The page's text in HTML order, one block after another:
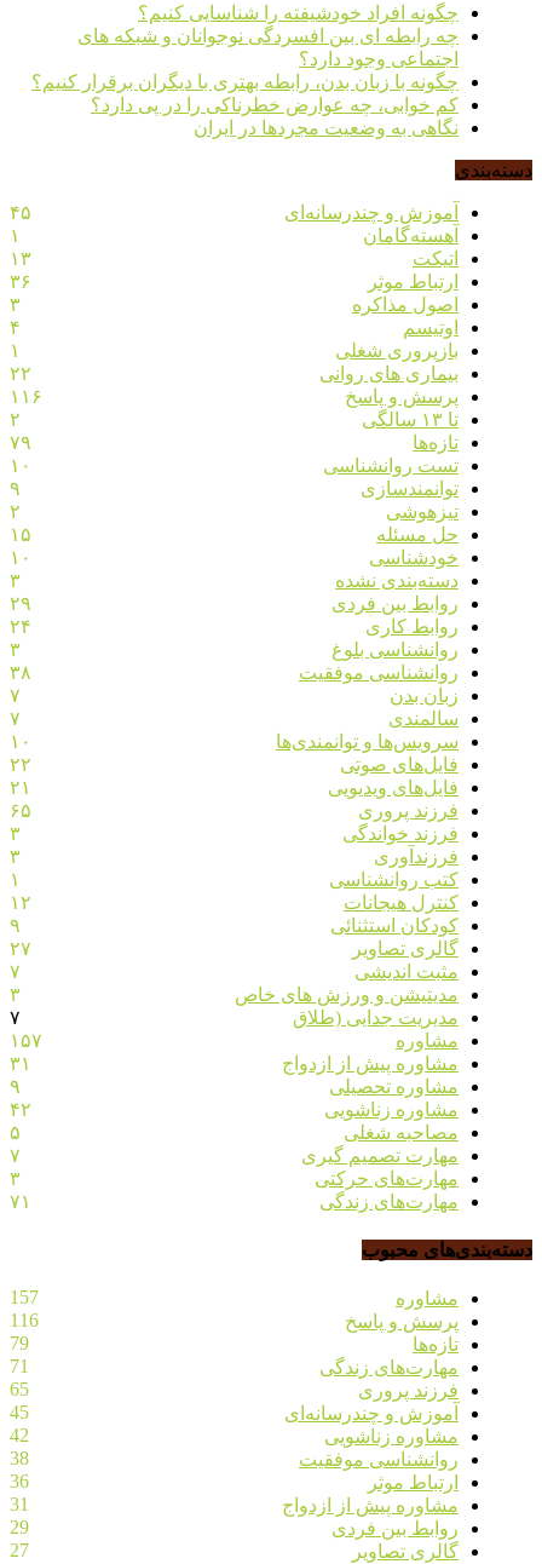
چگونه افراد خودشیفته را شناسایی کنیم؟
چه رابطه ای بین افسردگی نوجوانان و شبکه های
اجتماعی وجود دارد؟
چگونه با زبان بدن، رابطه بهتری با دیگران برقرار کنیم؟
کم خوابی، چه عوارض خطرناکی را در پی دارد؟
نگاهی به وضعیت مجردها در ایران
دسته‌بندی
آموزش و چندرسانه‌ای
۴۵
آهسته‌گامان
۱
اتیکت
۱۳
ارتباط موثر
۳۶
اصول مذاکره
۳
اوتیسم
۴
بازپروری شغلی
۱
بیماری های روانی
۲۲
پرسش و پاسخ
۱۱۶
تا ۱۳ سالگی
۲
تازه‌ها
۷۹
تست روانشناسی
۱۰
توانمندسازی
۹
تیزهوشی
۲
حل مسئله
۱۵
خودشناسی
۱۰
دسته‌بندی نشده
۳
روابط بین فردی
۲۹
روابط کاری
۲۴
روانشناسی بلوغ
۳
روانشناسی موفقیت
۳۸
زبان بدن
۷
سالمندی
۷
سرویس‌ها و توانمندی‌ها
۱۰
فایل‌های صوتی
۲۲
فایل‌های ویدیویی
۲۱
فرزند پروری
۶۵
فرزند خواندگی
۳
فرزندآوری
۳
کتب روانشناسی
۱
کنترل هیجانات
۱۲
کودکان استثنائی
۹
گالری تصاویر
۲۷
مثبت اندیشی
۷
مدیتیشن و ورزش های خاص
۳
مدیریت جدایی (طلاق
۷
مشاوره
۱۵۷
مشاوره پیش از ازدواج
۳۱
مشاوره تحصیلی
۹
مشاوره زناشویی
۴۲
مصاحبه شغلی
۵
مهارت تصمیم گیری
۷
مهارت‌های حرکتی
۳
مهارت‌های زندگی
۷۱
دسته‌بندی‌های محبوب
مشاوره
157
پرسش و پاسخ
116
تازه‌ها
79
مهارت‌های زندگی
71
فرزند پروری
65
آموزش و چندرسانه‌ای
45
مشاوره زناشویی
42
روانشناسی موفقیت
38
ارتباط موثر
36
مشاوره پیش از ازدواج
31
روابط بین فردی
29
گالری تصاویر
27